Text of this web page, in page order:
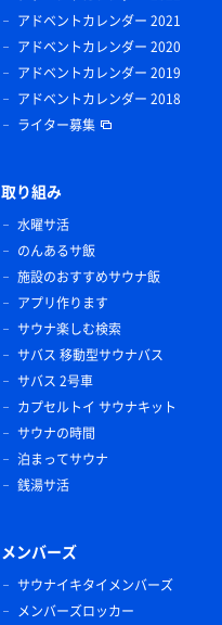
アドベントカレンダー 2021
アドベントカレンダー 2020
アドベントカレンダー 2019
アドベントカレンダー 2018
ライター募集
取り組み
水曜サ活
のんあるサ飯
施設のおすすめサウナ飯
アプリ作ります
サウナ楽しむ検索
サバス 移動型サウナバス
サバス 2号車
カプセルトイ サウナキット
サウナの時間
泊まってサウナ
銭湯サ活
メンバーズ
サウナイキタイメンバーズ
メンバーズロッカー